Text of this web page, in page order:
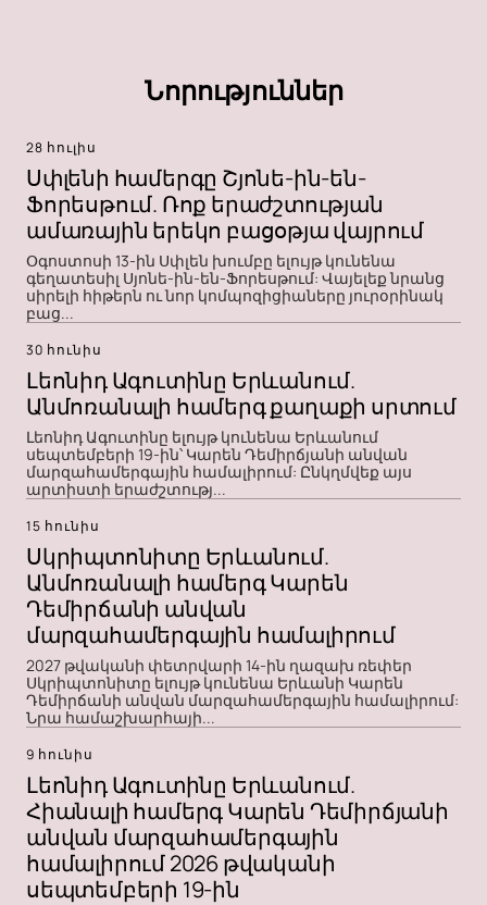
Նորություններ
28 հուլիս
Սփլենի համերգը Շյոնե-ին-են-
Ֆորեսթում. Ռոք երաժշտության
ամառային երեկո բացօթյա վայրում
Օգոստոսի 13-ին Սփլեն խումբը ելույթ կունենա
գեղատեսիլ Սյոնե-ին-են-Ֆորեսթում: Վայելեք նրանց
սիրելի հիթերն ու նոր կոմպոզիցիաները յուրօրինակ
բաց...
30 հունիս
Լեոնիդ Ագուտինը Երևանում.
Անմոռանալի համերգ քաղաքի սրտում
Լեոնիդ Ագուտինը ելույթ կունենա Երևանում
սեպտեմբերի 19-ին՝ Կարեն Դեմիրճյանի անվան
մարզահամերգային համալիրում: Ընկղմվեք այս
արտիստի երաժշտությ...
15 հունիս
Սկրիպտոնիտը Երևանում.
Անմոռանալի համերգ Կարեն
Դեմիրճանի անվան
մարզահամերգային համալիրում
2027 թվականի փետրվարի 14-ին ղազախ ռեփեր
Սկրիպտոնիտը ելույթ կունենա Երևանի Կարեն
Դեմիրճանի անվան մարզահամերգային համալիրում:
Նրա համաշխարհայի...
9 հունիս
Լեոնիդ Ագուտինը Երևանում.
Հիանալի համերգ Կարեն Դեմիրճյանի
անվան մարզահամերգային
համալիրում 2026 թվականի
սեպտեմբերի 19-ին